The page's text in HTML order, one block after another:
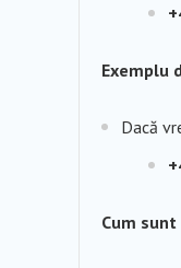
Exemplu
Dacă
Cum